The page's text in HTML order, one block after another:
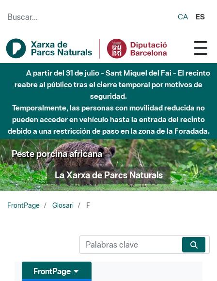
CA ES
A partir del 31 de julio - Sant Miquel del Fai - El recinto
reabre al público tras el cierre temporal por motivos de
seguridad.
Temporalmente, las personas con movilidad reducida no
pueden acceder en vehículo hasta la entrada del recinto
debido a una restricción de paso en la zona de la Foradada.
Peste porcina africana
La Xarxa de Parcs Naturals
FrontPage Glosari F
FrontPage